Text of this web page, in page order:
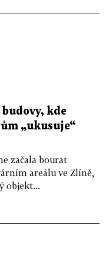
kde
„ukusuje“
začala bourat
areálu ve Zlíně,
objekt...